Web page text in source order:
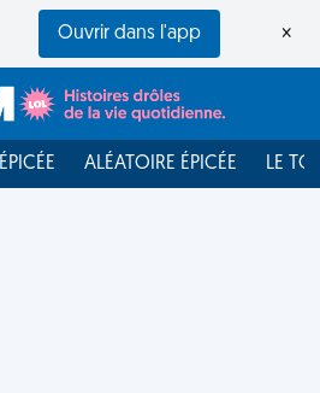
Ouvrir dans l'app ×
ÉPICÉE ALÉATOIRE ÉPICÉE LE